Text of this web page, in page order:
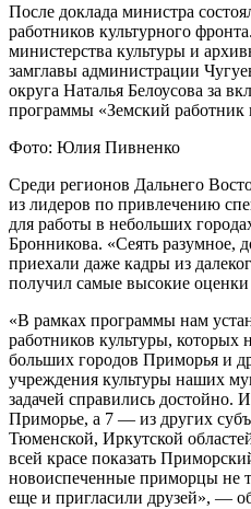
После доклада министра
работников культурного
министерства культуры и
замглавы администрации
округа Наталья Белоусова за
программы «Земский работник
Фото: Юлия Пивненко
Среди регионов Дальнего
из лидеров по привлечению
для работы в небольших
Бронникова. «Сеять разумное,
приехали даже кадры из
получил самые высокие
«В рамках программы нам
работников культуры,
больших городов Приморья и
учреждения культуры наших
задачей справились достойно.
Приморье, а 7 — из других
Тюменской, Иркутской
всей красе показать
новоиспеченные приморцы не
еще и пригласили друзей», —